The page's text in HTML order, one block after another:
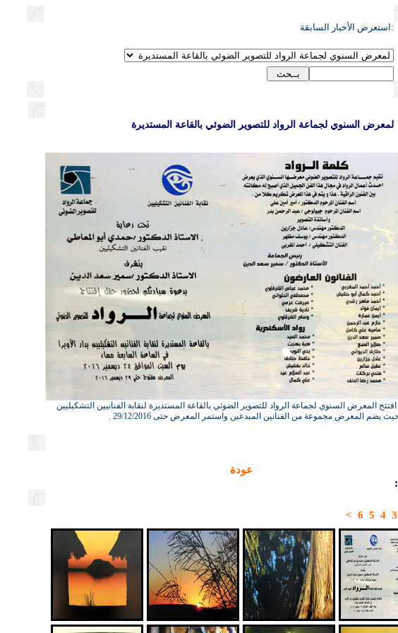
:استعرض الأخبار السابقة
لمعرض السنوي لجماعة الرواد للتصوير الضوئي بالقاعة المستديرة
24/12/2016 افتتح المعرض السنوي لجماعة الرواد للتصوير الضوئي بالقاعة المستديرة لنقابة الفنانيين التشكيليين
حيث يضم المعرض مجموعة من الفنانين المبدعين واستمر المعرض حتى 29/12/2016 .
عودة
3
4
5
6
>